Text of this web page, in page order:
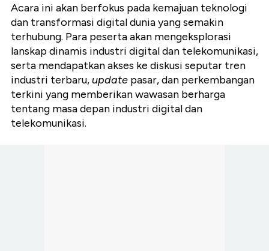
Acara ini akan berfokus pada kemajuan teknologi
dan transformasi digital dunia yang semakin
terhubung. Para peserta akan mengeksplorasi
lanskap dinamis industri digital dan telekomunikasi,
serta mendapatkan akses ke diskusi seputar tren
industri terbaru,update pasar, dan perkembangan
terkini yang memberikan wawasan berharga
tentang masa depan industri digital dan
telekomunikasi.